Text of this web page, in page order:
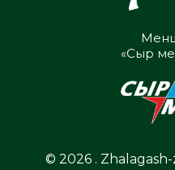
«Сыр
© 2026 . Zhalagash-